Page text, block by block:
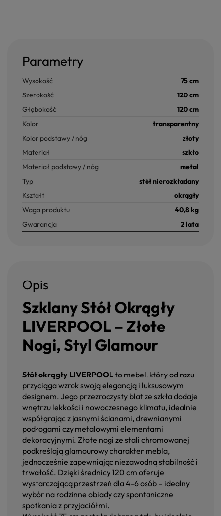
Parametry
Wysokość
75 cm
Szerokość
120 cm
Głębokość
120 cm
Kolor
transparentny
Kolor podstawy / nóg
złoty
Materiał
szkło
Materiał podstawy / nóg
metal
Typ
stół nierozkładany
Kształt
okrągły
Waga produktu
40,8 kg
Gwarancja
2 lata
Opis
Szklany Stół Okrągły
LIVERPOOL – Złote
Nogi, Styl Glamour
Stół okrągły LIVERPOOLto mebel, który od razu
przyciąga wzrok swoją elegancją i luksusowym
designem. Jego przezroczysty blat ze szkła dodaje
wnętrzu lekkości i nowoczesnego klimatu, idealnie
współgrając z jasnymi ścianami, drewnianymi
podłogami czy metalowymi elementami
dekoracyjnymi. Złote nogi ze stali chromowanej
podkreślają glamourowy charakter mebla,
jednocześnie zapewniając niezawodną stabilność i
trwałość. Dzięki średnicy 120 cm oferuje
wystarczającą przestrzeń dla 4-6 osób – idealny
wybór na rodzinne obiady czy spontaniczne
spotkania z przyjaciółmi.